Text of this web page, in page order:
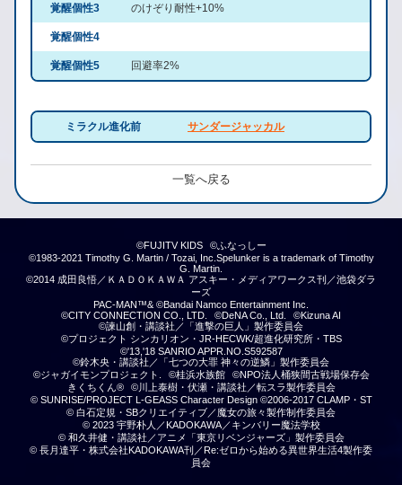
覚醒個性3 のけぞり耐性+10%
覚醒個性4
覚醒個性5 回避率2%
ミラクル進化前 サンダージャッカル
一覧へ戻る
©FUJITV KIDS
©ふなっしー
©1983-2021 Timothy G. Martin / Tozai, Inc.Spelunker is a trademark of Timothy
G. Martin.
©2014 成田良悟／ＫＡＤＯＫＡＷＡ アスキー・メディアワークス刊／池袋ダラ
ーズ
PAC-MAN™& ©Bandai Namco Entertainment Inc.
©CITY CONNECTION CO., LTD.
©DeNA Co., Ltd.
©Kizuna AI
©諫山創・講談社／「進撃の巨人」製作委員会
©プロジェクト シンカリオン・JR-HECWK/超進化研究所・TBS
©'13,'18 SANRIO APPR.NO.S592587
©鈴木央・講談社／「七つの大罪 神々の逆鱗」製作委員会
©ジャガイモンプロジェクト.
©桂浜水族館
©NPO法人桶狭間古戦場保存会
きくちくん®
©川上泰樹・伏瀬・講談社／転スラ製作委員会
© SUNRISE/PROJECT L-GEASS Character Design ©2006-2017 CLAMP・ST
© 白石定規・SBクリエイティブ／魔女の旅々製作制作委員会
© 2023 宇野朴人／KADOKAWA／キンバリー魔法学校
© 和久井健・講談社／アニメ「東京リベンジャーズ」製作委員会
© 長月達平・株式会社KADOKAWA刊／Re:ゼロから始める異世界生活4製作委
員会